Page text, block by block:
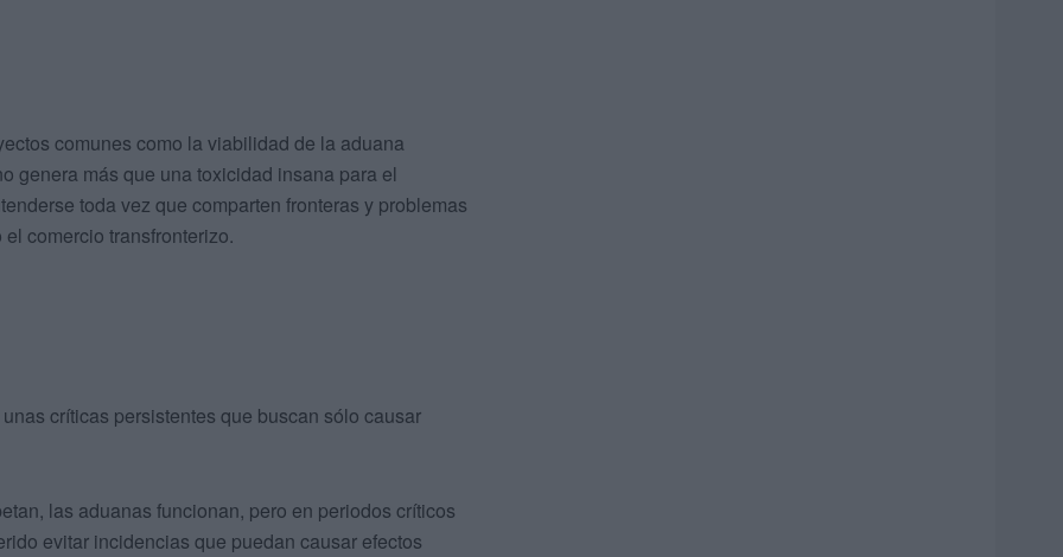
comunes como la viabilidad de la aduana
genera más que una toxicidad insana para el
toda vez que comparten fronteras y problemas
comercio transfronterizo.
críticas persistentes que buscan sólo causar
las aduanas funcionan, pero en periodos críticos
evitar incidencias que puedan causar efectos